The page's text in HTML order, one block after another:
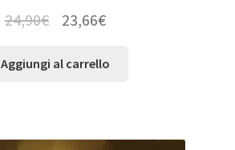
24,90€ 23,66€
Aggiungi al carrello